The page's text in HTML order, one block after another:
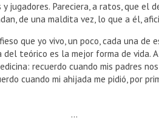
jugadores. Pareciera, a ratos, que el
de una maldita vez, lo que a él,
que yo vivo, un poco, cada una de
teórico es la mejor forma de vida.
recuerdo cuando mis padres
cuando mi ahijada me pidió, por
…